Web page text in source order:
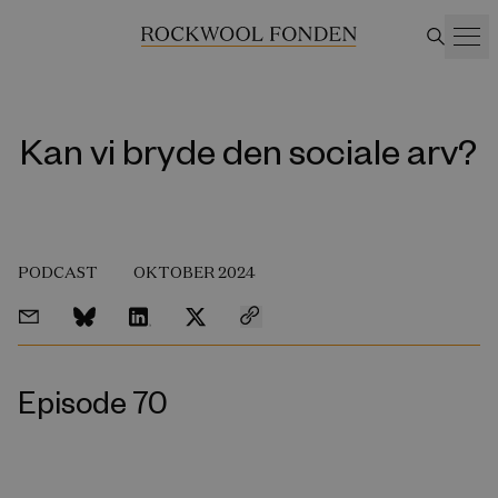
Kan vi bryde den sociale arv?
PODCAST OKTOBER 2024
Episode 70